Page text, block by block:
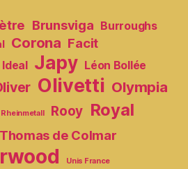
Brunsviga Burroughs
Corona Facit
Ideal Japy Léon Bollée
Olivetti Olympia
Rheinmetall Rooy Royal
Thomas de Colmar
Unis France